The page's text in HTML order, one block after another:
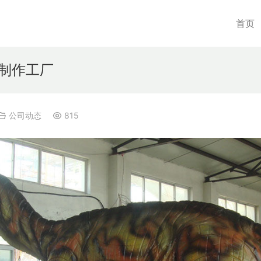
首页
作工厂
公司动态 815